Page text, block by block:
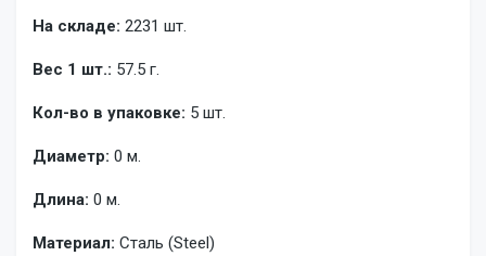
На складе: 2231 шт.
Вес 1 шт.: 57.5 г.
Кол-во в упаковке: 5 шт.
Диаметр: 0 м.
Длина: 0 м.
Материал: Сталь (Steel)